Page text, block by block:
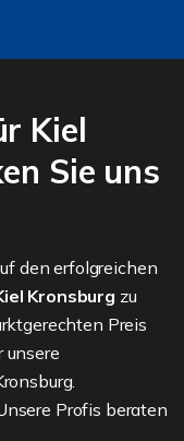
Kiel
Sie uns
den erfolgreichen
Kronsburg zu
Preis
unsere
Profis beraten